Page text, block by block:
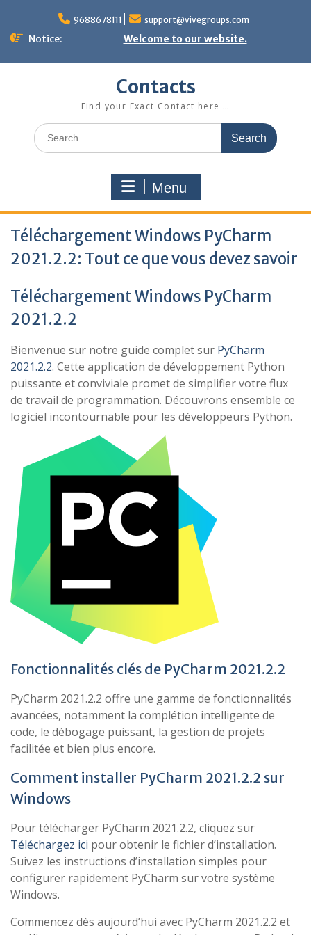
content
9688678111 support@vivegroups.com
Notice: Welcome to our website.
Contacts
Find your Exact Contact here …
Search
for:
Menu
Téléchargement Windows PyCharm
2021.2.2: Tout ce que vous devez savoir
Téléchargement Windows PyCharm
2021.2.2
Bienvenue sur notre guide complet sur PyCharm
2021.2.2. Cette application de développement Python
puissante et conviviale promet de simplifier votre flux
de travail de programmation. Découvrons ensemble ce
logiciel incontournable pour les développeurs Python.
Fonctionnalités clés de PyCharm 2021.2.2
PyCharm 2021.2.2 offre une gamme de fonctionnalités
avancées, notamment la complétion intelligente de
code, le débogage puissant, la gestion de projets
facilitée et bien plus encore.
Comment installer PyCharm 2021.2.2 sur
Windows
Pour télécharger PyCharm 2021.2.2, cliquez sur
Téléchargez ici pour obtenir le fichier d’installation.
Suivez les instructions d’installation simples pour
configurer rapidement PyCharm sur votre système
Windows.
Commencez dès aujourd’hui avec PyCharm 2021.2.2 et